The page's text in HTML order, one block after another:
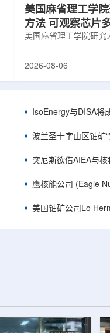
美国麻省理工学
方法 可观察芯片
美国麻省理工学院研究
寸不断缩小、功率密度
在面对真实电子器件
如常用的时域热反射法
热传输情况，红外成
上捕捉快速变化。为解
2026-08-06
IsoEnergy与DISA将
波兰圣十字山区铀矿
突尼斯欲借AIEA与
鹰核能公司 (Eagle
美国铀矿公司Lo